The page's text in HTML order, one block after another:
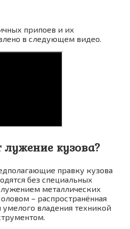
припоев и их
в следующем видео.
кузова?
правку кузова
без специальных
металлических
– распространённая
владения техникой